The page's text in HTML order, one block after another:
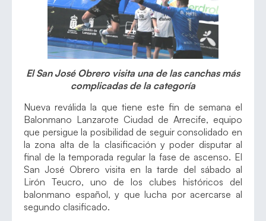
El San José Obrero visita una de las canchas más
complicadas de la categoría
Nueva reválida la que tiene este fin de semana el
Balonmano Lanzarote Ciudad de Arrecife, equipo
que persigue la posibilidad de seguir consolidado en
la zona alta de la clasificación y poder disputar al
final de la temporada regular la fase de ascenso. El
San José Obrero visita en la tarde del sábado al
Lirón Teucro, uno de los clubes históricos del
balonmano español, y que lucha por acercarse al
segundo clasificado.